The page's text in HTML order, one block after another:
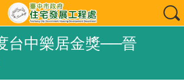
台中樂居金獎──晉